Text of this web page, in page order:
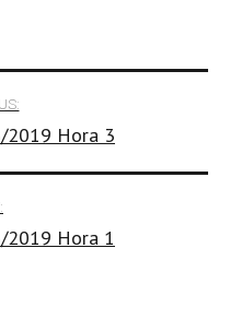
2019 Hora 3
2019 Hora 1